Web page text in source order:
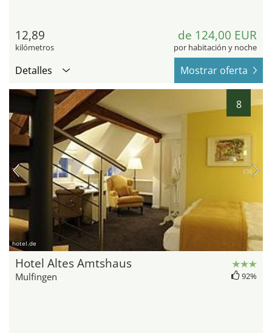
12,89
kilómetros
de 124,00 EUR
por habitación y noche
Detalles Mostrar oferta
8
hotel.de
Hotel Altes Amtshaus
Mulfingen 92%